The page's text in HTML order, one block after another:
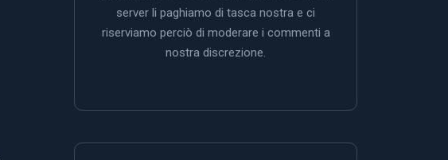
server li paghiamo di tasca nostra e ci
riserviamo perciò di moderare i commenti a
nostra discrezione.